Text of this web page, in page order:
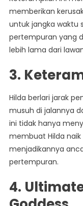
memberikan
untuk jangka waktu
pertempuran yang
lebih lama dari
3.
Hilda berlari jarak
musuh di jalannya
ini tidak hanya
membuat Hilda
menjadikannya
pertempuran.
4.